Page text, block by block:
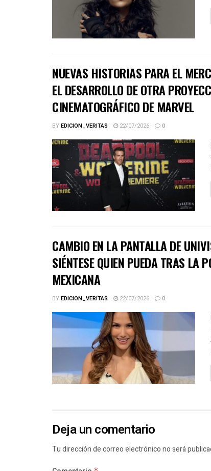
NUEVAS HISTORIAS PARA EL
EL DESARROLLO DE OTRA
CINEMATOGRÁFICO DE MARVEL
BYEDICION_VERITAS 22/07/2026 0
CAMBIO EN LA PANTALLA DE
SIÉNTESE QUIEN PUEDA TRAS LA
MEXICANA
BYEDICION_VERITAS 22/07/2026 0
Deja un comentario
Tu dirección de correo electrónico no será